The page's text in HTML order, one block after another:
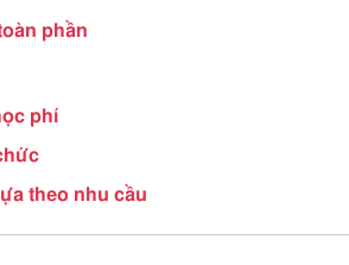
phần
phí
theo nhu cầu